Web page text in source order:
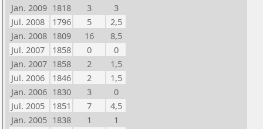
Jan. 2009 1818 3
3
Jul. 2008
1796 5
2,5
Jan. 2008 1809 16
8,5
Jul. 2007
1858 0
0
Jan. 2007 1858 2
1,5
Jul. 2006
1846 2
1,5
Jan. 2006 1830 3
0
Jul. 2005
1851 7
4,5
Jan. 2005 1838 1
1